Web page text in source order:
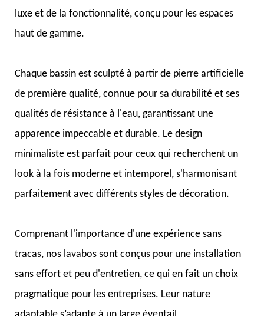
luxe et de la fonctionnalité, conçu pour les espaces
haut de gamme.
Chaque bassin est sculpté à partir de pierre artificielle
de première qualité, connue pour sa durabilité et ses
qualités de résistance à l'eau, garantissant une
apparence impeccable et durable. Le design
minimaliste est parfait pour ceux qui recherchent un
look à la fois moderne et intemporel, s'harmonisant
parfaitement avec différents styles de décoration.
Comprenant l'importance d'une expérience sans
tracas, nos lavabos sont conçus pour une installation
sans effort et peu d'entretien, ce qui en fait un choix
pragmatique pour les entreprises. Leur nature